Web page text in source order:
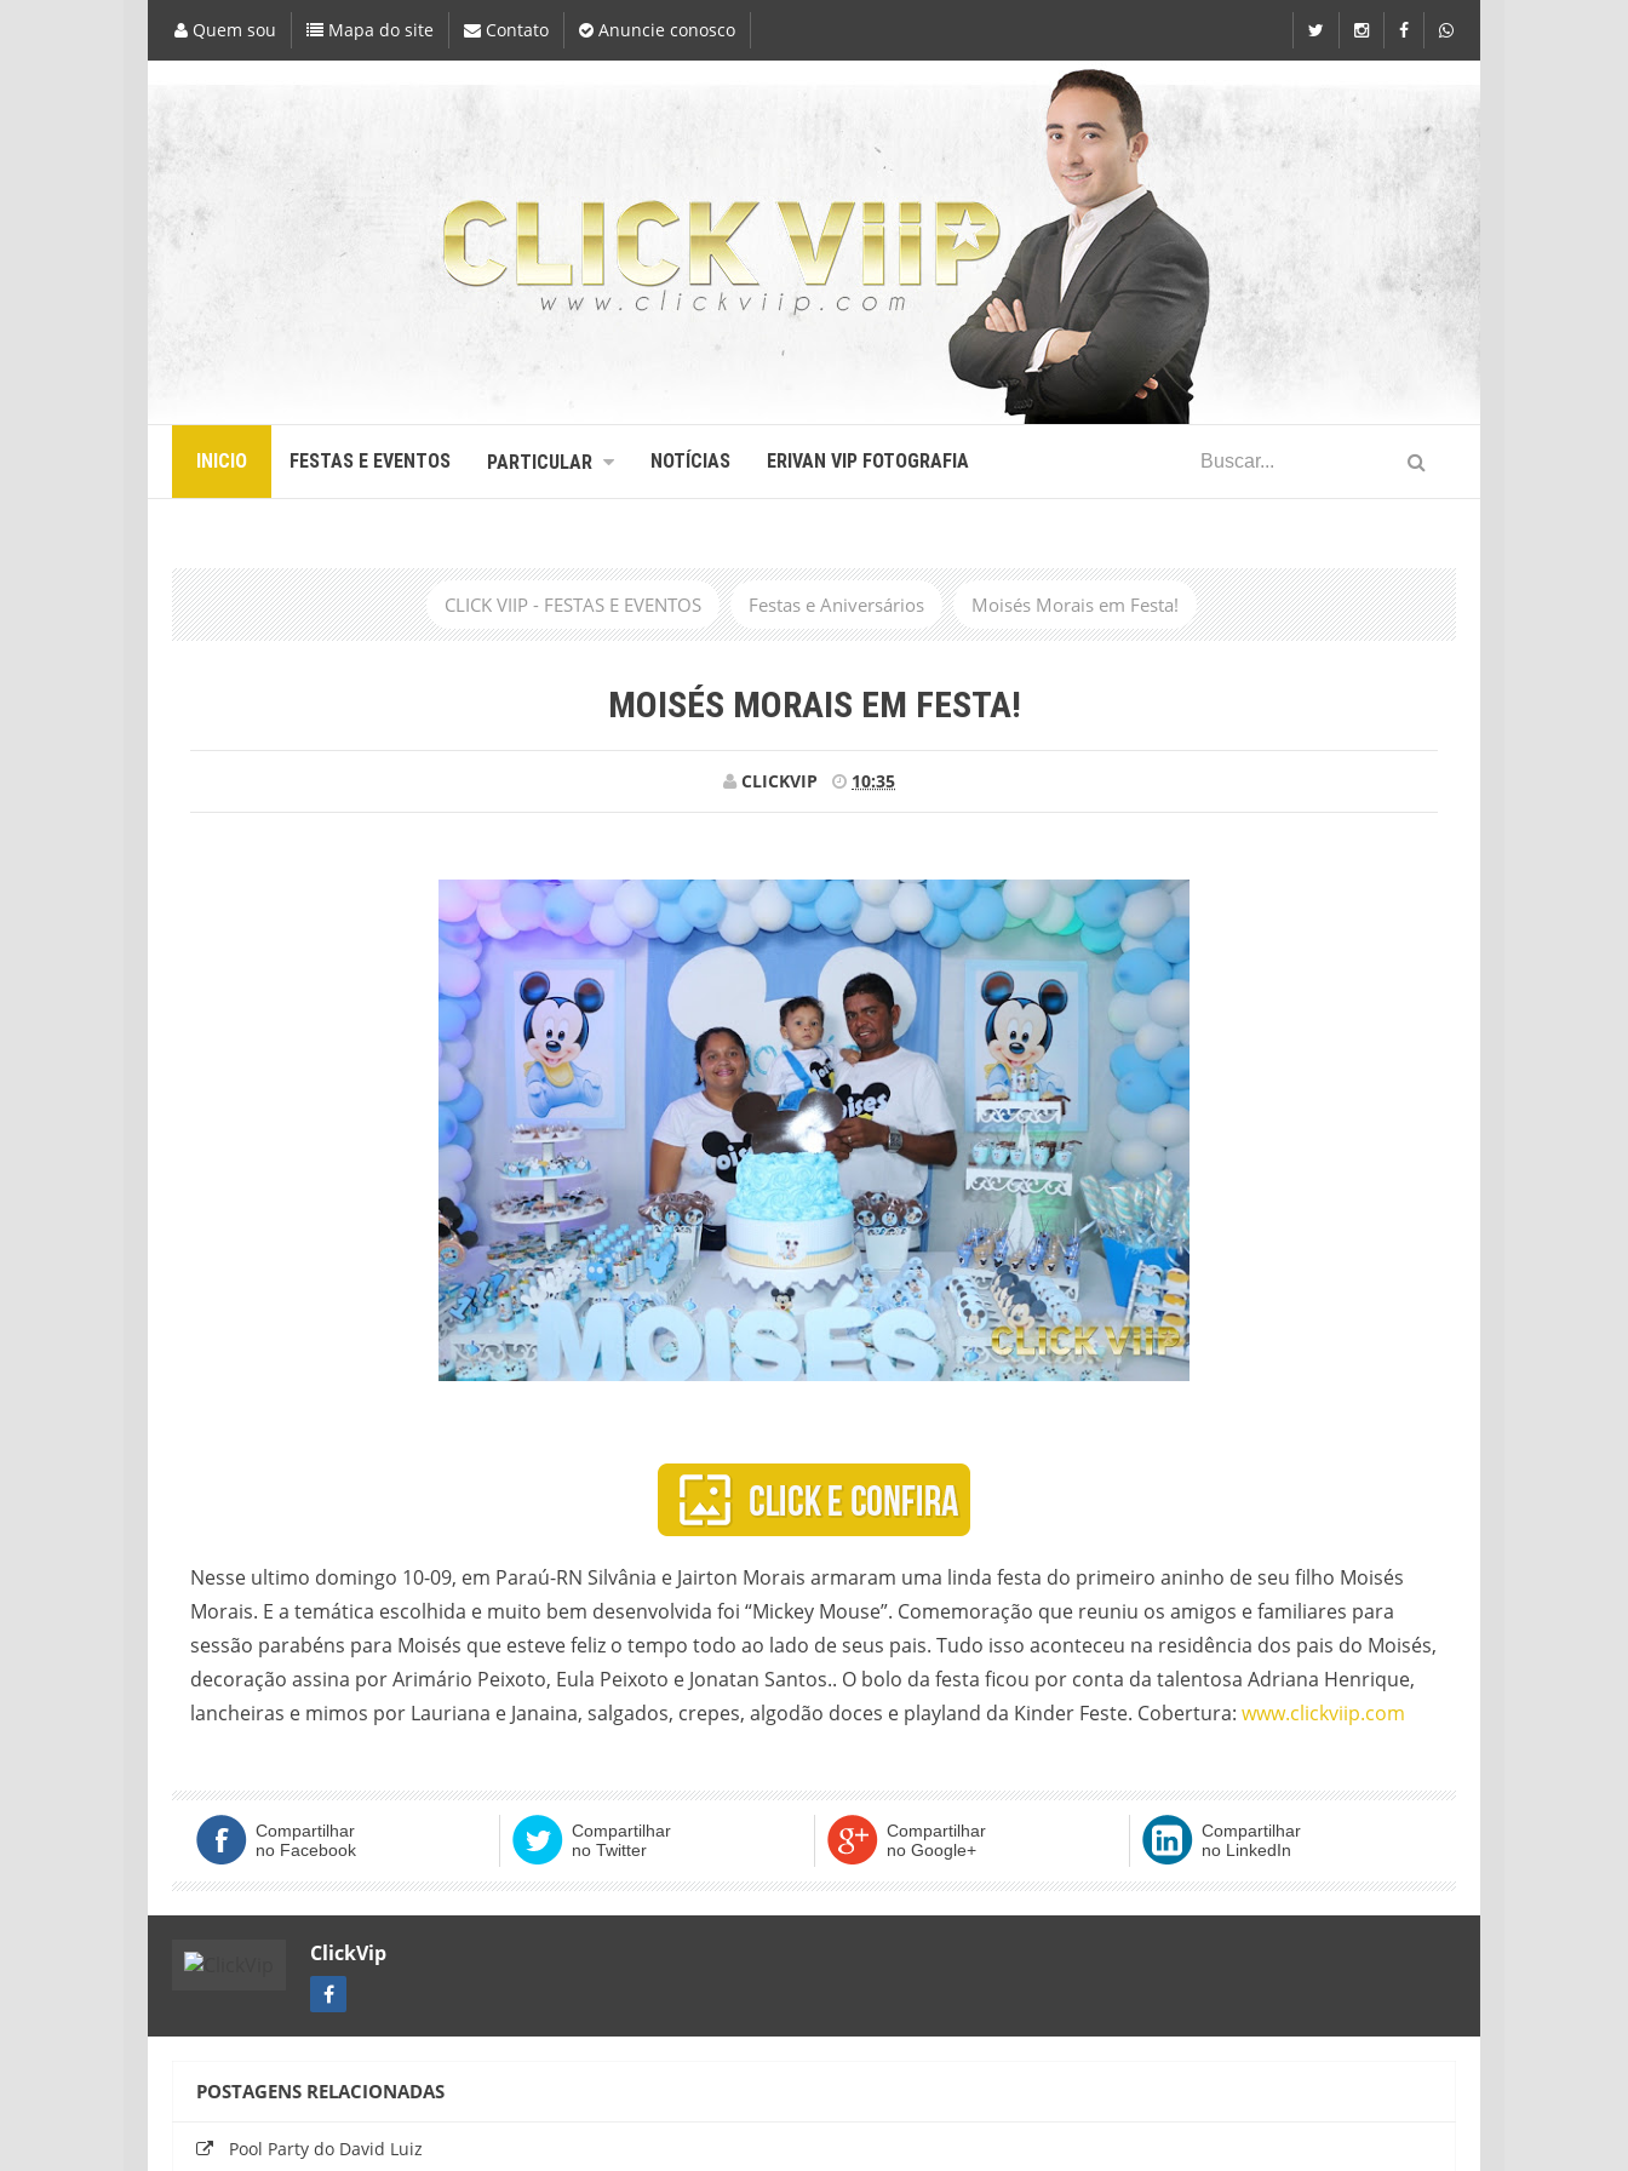
Quem sou Mapa do site Contato Anuncie conosco
INICIO FESTAS E EVENTOS PARTICULAR NOTÍCIAS ERIVAN VIP FOTOGRAFIA
CLICK VIIP - FESTAS E EVENTOS Festas e Aniversários Moisés Morais em Festa!
MOISÉS MORAIS EM FESTA!
CLICKVIP 10:35
Nesse ultimo domingo 10-09, em Paraú-RN Silvânia e Jairton Morais armaram uma linda festa do primeiro aninho de seu filho Moisés
Morais. E a temática escolhida e muito bem desenvolvida foi “Mickey Mouse”. Comemoração que reuniu os amigos e familiares para
sessão parabéns para Moisés que esteve feliz o tempo todo ao lado de seus pais. Tudo isso aconteceu na residência dos pais do Moisés,
decoração assina por Arimário Peixoto, Eula Peixoto e Jonatan Santos.. O bolo da festa ficou por conta da talentosa Adriana Henrique,
lancheiras e mimos por Lauriana e Janaina, salgados, crepes, algodão doces e playland da Kinder Feste. Cobertura: www.clickviip.com
Compartilhar
no Facebook
Compartilhar
no Twitter
Compartilhar
no Google+
Compartilhar
no LinkedIn
ClickVip
POSTAGENS RELACIONADAS
Pool Party do David Luiz